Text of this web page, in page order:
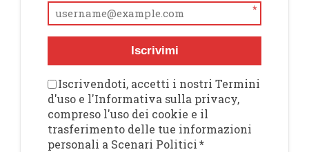
*
Iscrivimi
Iscrivendoti, accetti i nostri Termini
d'uso e l'Informativa sulla privacy,
compreso l'uso dei cookie e il
trasferimento delle tue informazioni
personali a Scenari Politici*